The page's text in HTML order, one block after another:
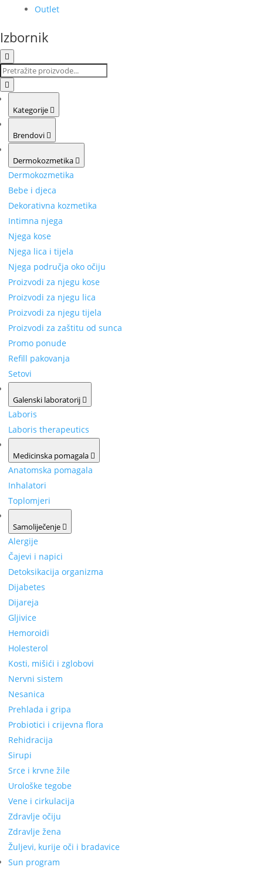
Outlet
Izbornik
Kategorije
Brendovi
Dermokozmetika
Dermokozmetika
Bebe i djeca
Dekorativna kozmetika
Intimna njega
Njega kose
Njega lica i tijela
Njega područja oko očiju
Proizvodi za njegu kose
Proizvodi za njegu lica
Proizvodi za njegu tijela
Proizvodi za zaštitu od sunca
Promo ponude
Refill pakovanja
Setovi
Galenski laboratorij
Laboris
Laboris therapeutics
Medicinska pomagala
Anatomska pomagala
Inhalatori
Toplomjeri
Samoliječenje
Alergije
Čajevi i napici
Detoksikacija organizma
Dijabetes
Dijareja
Gljivice
Hemoroidi
Holesterol
Kosti, mišići i zglobovi
Nervni sistem
Nesanica
Prehlada i gripa
Probiotici i crijevna flora
Rehidracija
Sirupi
Srce i krvne žile
Urološke tegobe
Vene i cirkulacija
Zdravlje očiju
Zdravlje žena
Žuljevi, kurije oči i bradavice
Sun program